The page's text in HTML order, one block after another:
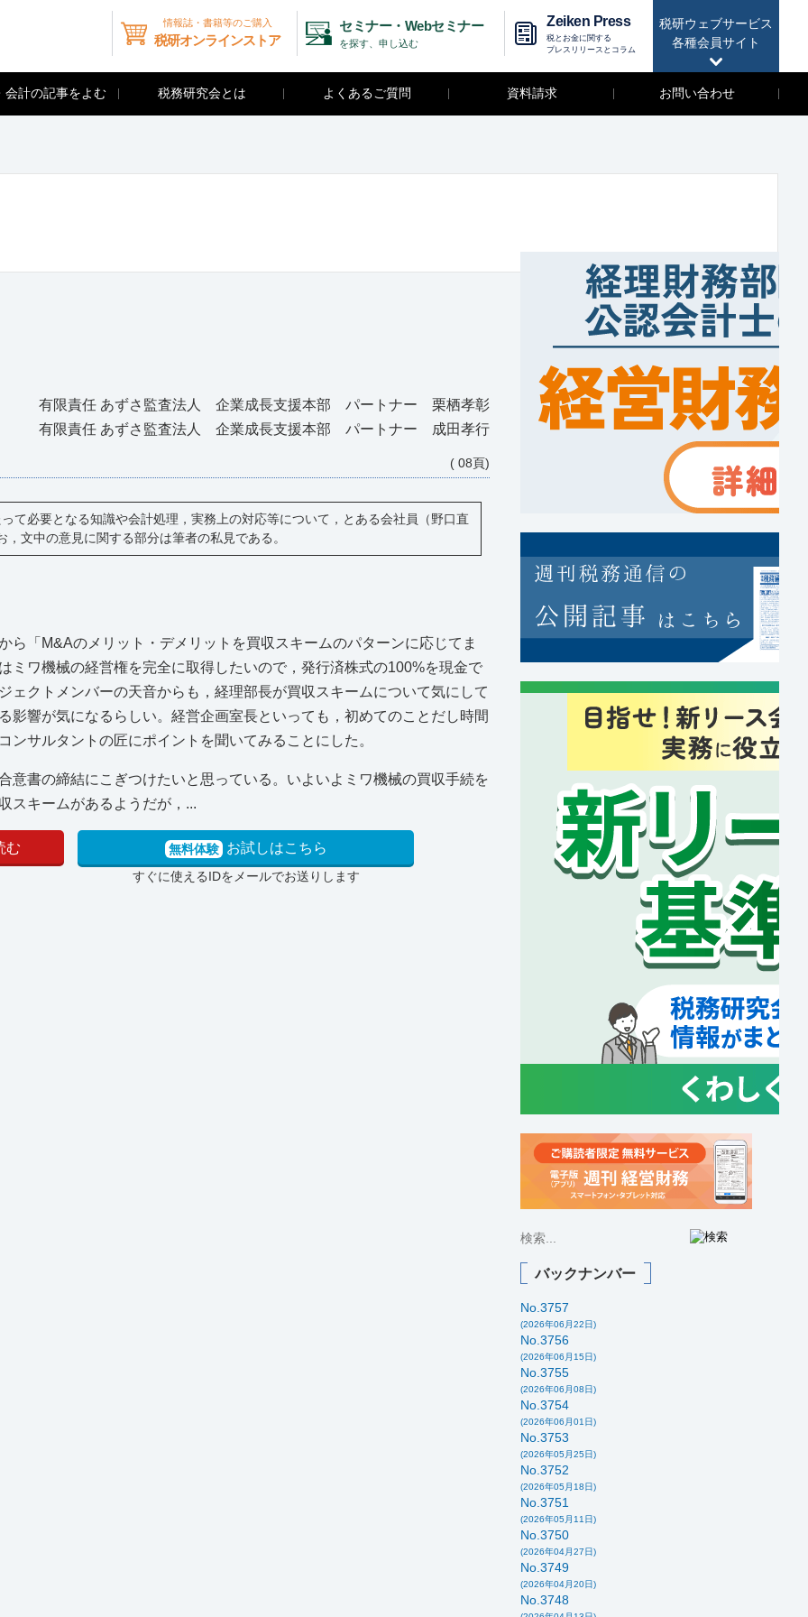
税研ウェブサービス
各種会員サイト
情報誌・書籍等のご購入
税研オンラインストア
セミナー・Webセミナー
を探す、申し込む
Zeiken Press
税とお金に関する
プレスリリースとコラム
会計の記事をよむ 税務研究会とは よくあるご質問 資料請求 お問い合わせ
有限責任 あずさ監査法人 企業成長支援本部 パートナー 栗栖孝彰
有限責任 あずさ監査法人 企業成長支援本部 パートナー 成田孝行
( 08頁)
て必要となる知識や会計処理，実務上の対応等について，とある会社員（野口直
文中の意見に関する部分は筆者の私見である。
ら「M&Aのメリット・デメリットを買収スキームのパターンに応じてま
ミワ機械の経営権を完全に取得したいので，発行済株式の100%を現金で
ェクトメンバーの天音からも，経理部長が買収スキームについて気にして
影響が気になるらしい。経営企画室長といっても，初めてのことだし時間
サルタントの匠にポイントを聞いてみることにした。
意書の締結にこぎつけたいと思っている。いよいよミワ機械の買収手続を
スキームがあるようだが，...
む 無料体験 お試しはこちら
すぐに使えるIDをメールでお送りします
バックナンバー
No.3757
(2026年06月22日)
No.3756
(2026年06月15日)
No.3755
(2026年06月08日)
No.3754
(2026年06月01日)
No.3753
(2026年05月25日)
No.3752
(2026年05月18日)
No.3751
(2026年05月11日)
No.3750
(2026年04月27日)
No.3749
(2026年04月20日)
No.3748